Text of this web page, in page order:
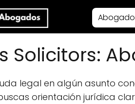
Solicitors:
legal en algún asunto
orientación jurídica